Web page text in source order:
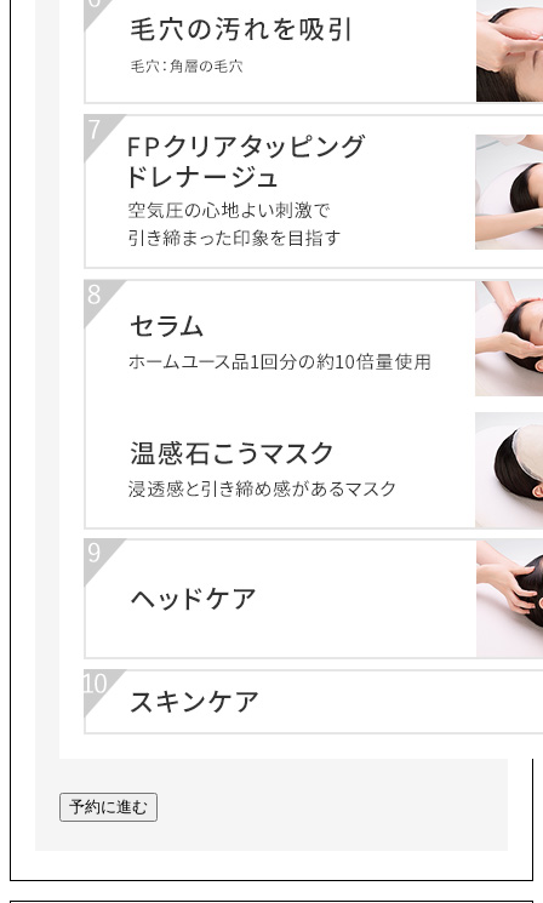
予約に進む